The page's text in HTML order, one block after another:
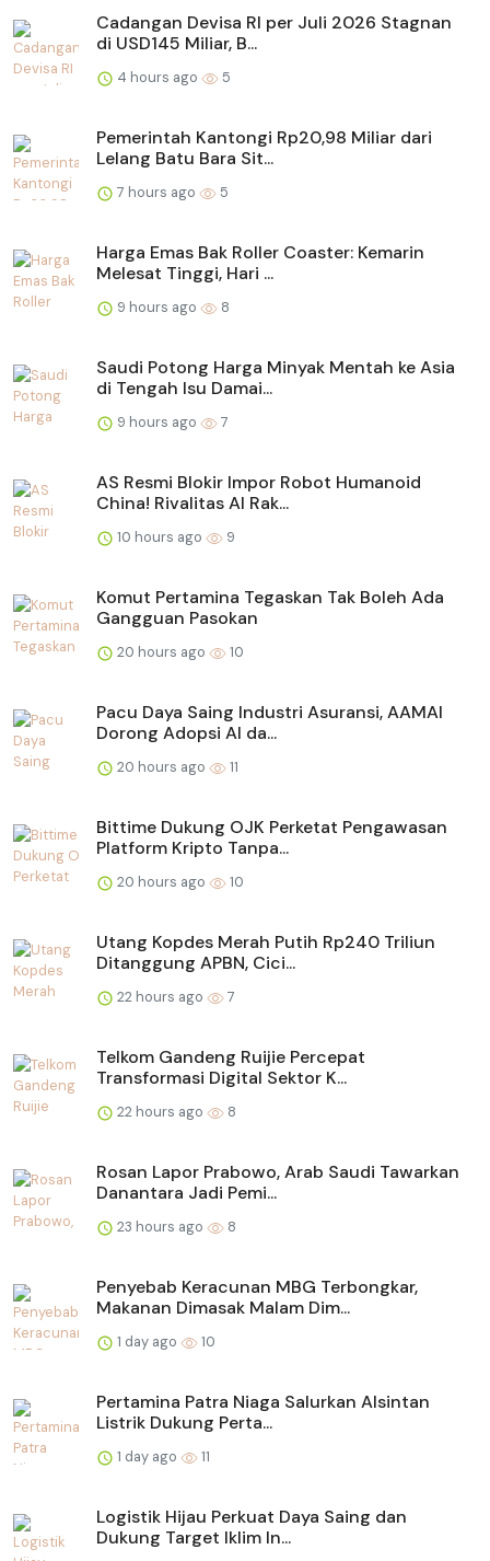
Cadangan Devisa RI per Juli 2026 Stagnan
di USD145 Miliar, B...
4 hours ago 5
Pemerintah Kantongi Rp20,98 Miliar dari
Lelang Batu Bara Sit...
7 hours ago 5
Harga Emas Bak Roller Coaster: Kemarin
Melesat Tinggi, Hari ...
9 hours ago 8
Saudi Potong Harga Minyak Mentah ke Asia
di Tengah Isu Damai...
9 hours ago 7
AS Resmi Blokir Impor Robot Humanoid
China! Rivalitas AI Rak...
10 hours ago 9
Komut Pertamina Tegaskan Tak Boleh Ada
Gangguan Pasokan
20 hours ago 10
Pacu Daya Saing Industri Asuransi, AAMAI
Dorong Adopsi AI da...
20 hours ago 11
Bittime Dukung OJK Perketat Pengawasan
Platform Kripto Tanpa...
20 hours ago 10
Utang Kopdes Merah Putih Rp240 Triliun
Ditanggung APBN, Cici...
22 hours ago 7
Telkom Gandeng Ruijie Percepat
Transformasi Digital Sektor K...
22 hours ago 8
Rosan Lapor Prabowo, Arab Saudi Tawarkan
Danantara Jadi Pemi...
23 hours ago 8
Penyebab Keracunan MBG Terbongkar,
Makanan Dimasak Malam Dim...
1 day ago 10
Pertamina Patra Niaga Salurkan Alsintan
Listrik Dukung Perta...
1 day ago 11
Logistik Hijau Perkuat Daya Saing dan
Dukung Target Iklim In...